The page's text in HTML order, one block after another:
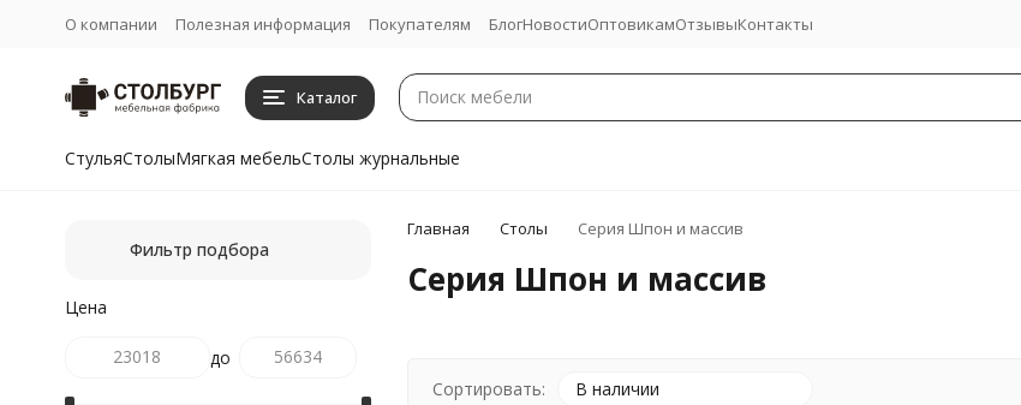
О компании Полезная информация Покупателям БлогНовостиОптовикамОтзывыКонтакты
Каталог
СтульяСтолыМягкая мебельСтолы журнальные
Главная Столы Серия Шпон и массив
Серия Шпон и массив
Сортировать: В наличии
Фильтр подбора
Цена
до